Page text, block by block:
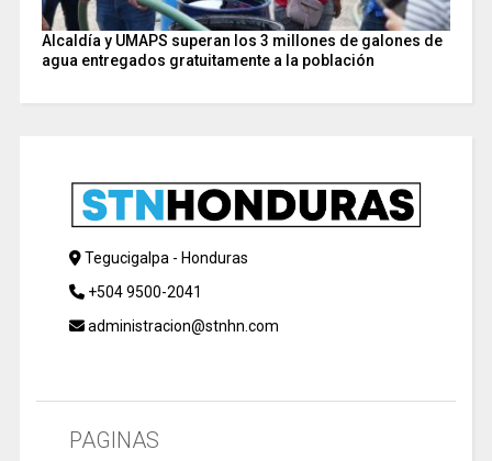
Alcaldía y UMAPS superan los 3 millones de galones de
agua entregados gratuitamente a la población
Tegucigalpa - Honduras
+504 9500-2041
administracion@stnhn.com
PAGINAS